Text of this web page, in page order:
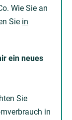
Wie Sie an
Sie in
ein neues
Sie
in